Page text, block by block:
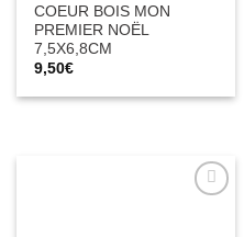
COEUR BOIS MON
PREMIER NOËL
7,5X6,8CM
9,50€